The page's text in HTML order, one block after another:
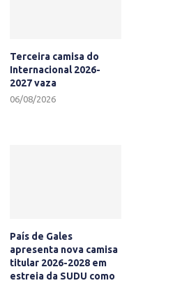
Terceira camisa do
Internacional 2026-
2027 vaza
06/08/2026
País de Gales
apresenta nova camisa
titular 2026-2028 em
estreia da SUDU como